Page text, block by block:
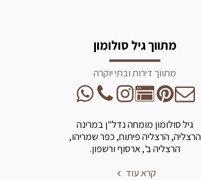
מתווך גיל סולומון
מתווך דירות ובתי יוקרה
גיל סולומון מומחה נדל"ן במרינה
הרצליה, הרצליה פיתוח, כפר שמריהו,
הרצליה ב', ארסוף ורשפון.
קרא עוד